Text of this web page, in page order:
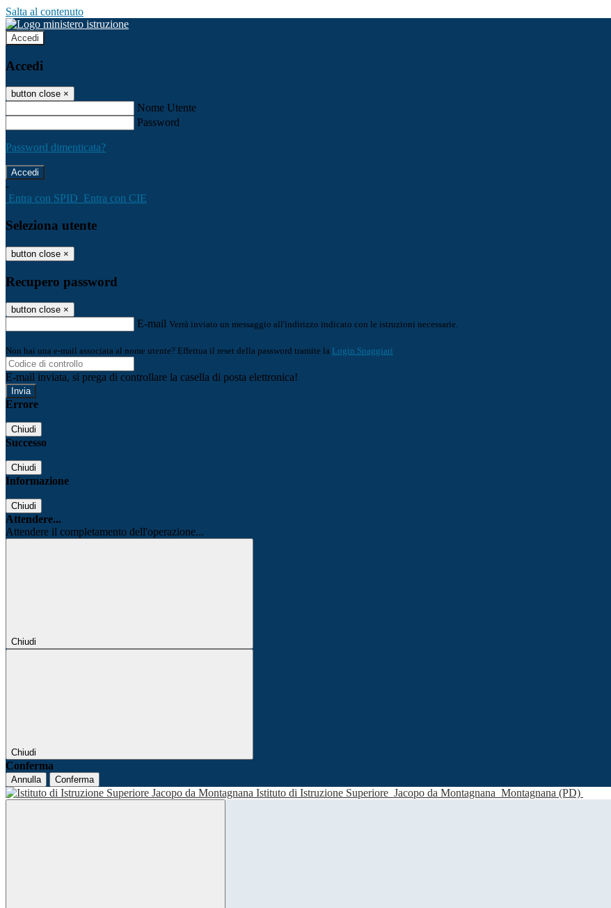
Salta al contenuto
Accedi
Accedi
button close ×
Nome Utente
Password
Password dimenticata?
-
Entra con SPID Entra con CIE
Seleziona utente
button close ×
Recupero password
button close ×
E-mail Verrà inviato un messaggio all'indirizzo indicato con le istruzioni necessarie.
Non hai una e-mail associata al nome utente? Effettua il reset della password tramite la Login Spaggiari
E-mail inviata, si prega di controllare la casella di posta elettronica!
Errore
Chiudi
Successo
Chiudi
Informazione
Chiudi
Attendere...
Attendere il completamento dell'operazione...
Chiudi
Chiudi
Conferma
Annulla Conferma
Istituto di Istruzione Superiore Jacopo da Montagnana Montagnana (PD)